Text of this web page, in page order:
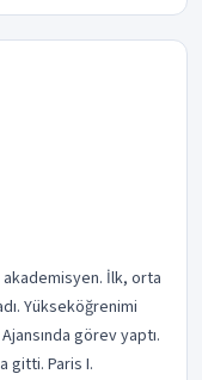
İlk, orta
Yükseköğrenimi
görev yaptı.
gitti. Paris I.